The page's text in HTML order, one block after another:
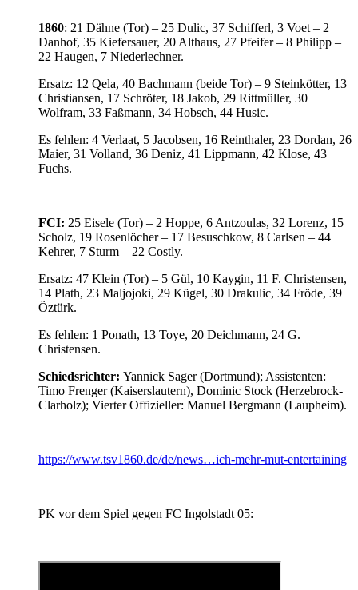
1860: 21 Dähne (Tor) – 25 Dulic, 37 Schifferl, 3 Voet – 2
Danhof, 35 Kiefersauer, 20 Althaus, 27 Pfeifer – 8 Philipp –
22 Haugen, 7 Niederlechner.
Ersatz: 12 Qela, 40 Bachmann (beide Tor) – 9 Steinkötter, 13
Christiansen, 17 Schröter, 18 Jakob, 29 Rittmüller, 30
Wolfram, 33 Faßmann, 34 Hobsch, 44 Husic.
Es fehlen: 4 Verlaat, 5 Jacobsen, 16 Reinthaler, 23 Dordan, 26
Maier, 31 Volland, 36 Deniz, 41 Lippmann, 42 Klose, 43
Fuchs.
FCI: 25 Eisele (Tor) – 2 Hoppe, 6 Antzoulas, 32 Lorenz, 15
Scholz, 19 Rosenlöcher – 17 Besuschkow, 8 Carlsen – 44
Kehrer, 7 Sturm – 22 Costly.
Ersatz: 47 Klein (Tor) – 5 Gül, 10 Kaygin, 11 F. Christensen,
14 Plath, 23 Maljojoki, 29 Kügel, 30 Drakulic, 34 Fröde, 39
Öztürk.
Es fehlen: 1 Ponath, 13 Toye, 20 Deichmann, 24 G.
Christensen.
Schiedsrichter: Yannick Sager (Dortmund); Assistenten:
Timo Frenger (Kaiserslautern), Dominic Stock (Herzebrock-
Clarholz); Vierter Offizieller: Manuel Bergmann (Laupheim).
https://www.tsv1860.de/de/news…ich-mehr-mut-entertaining
PK vor dem Spiel gegen FC Ingolstadt 05: